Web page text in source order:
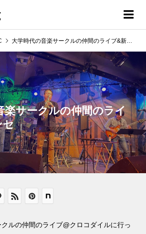
楽サークルの仲間のライ
セ
大学時代の音楽サークルの仲間のライブ&新型シンセ
ルの仲間のライブ@クロコダイルに行っ